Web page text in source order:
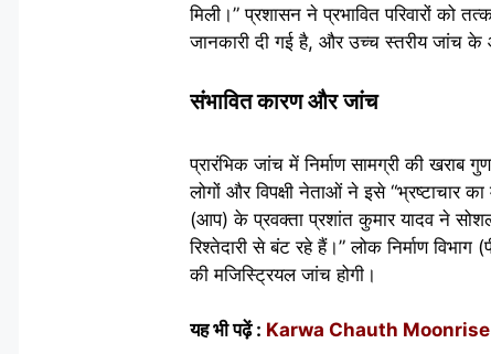
मिली।” प्रशासन ने प्रभावित परिवारों को
जानकारी दी गई है, और उच्च स्तरीय जांच के
संभावित कारण और जांच
प्रारंभिक जांच में निर्माण सामग्री की खराब
लोगों और विपक्षी नेताओं ने इसे “भ्रष्टाचार
(आप) के प्रवक्ता प्रशांत कुमार यादव ने सोशल
रिश्तेदारी से बंट रहे हैं।” लोक निर्माण
की मजिस्ट्रियल जांच होगी।
यह भी पढ़ें : Karwa Chauth Moonrise